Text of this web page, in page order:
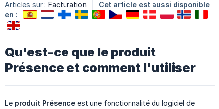
Articles sur : Facturation
Cet article est aussi disponible
en :
Qu'est-ce que le produit
Présence et comment l'utiliser
Le produit Présence est une fonctionnalité du logiciel de